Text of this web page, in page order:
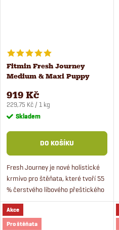
Fitmin Fresh Journey
Medium & Maxi Puppy
919 Kč
Měrná
cena:
229,75 Kč / 1 kg
Skladem
DO KOŠÍKU
Fresh Journey je nové holistické
krmivo pro štěňata, které tvoří 55
% čerstvého libového přeštického
vepřového masa.
Akce
Pro štěňata